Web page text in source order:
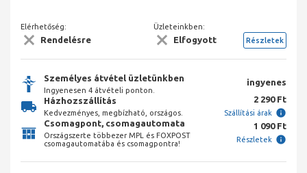
Elérhetőség:
Rendelésre
Üzleteinkben:
Elfogyott Részletek
Személyes átvétel üzletünkben
Ingyenesen 4 átvételi ponton.
ingyenes
Házhozszállítás
Kedvezményes, megbízható, országos.
2 290 Ft
Szállítási árak
Csomagpont, csomagautomata
Országszerte többezer MPL és FOXPOST
csomagautomatába és csomagpontra!
1 090 Ft
Részletek